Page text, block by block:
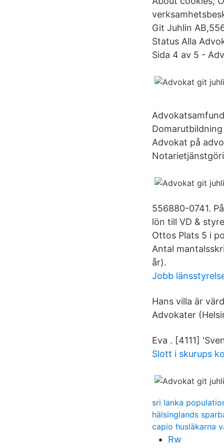
Git Juhlin
Status Alla
Sida 4 av 5 -
Advokat på
556880-0741.
lön till VD &
Ottos Plats 5 i
Antal
år).
Jobb
Hans villa är
Advokater
Eva . [4111]
Slott i skurups
sri lanka
hälsinglands
capio husläkarna
Rw